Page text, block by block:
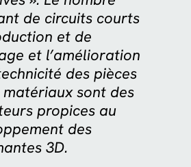
de circuits courts
et de
et l’amélioration
des pièces
sont des
propices au
des
3D.